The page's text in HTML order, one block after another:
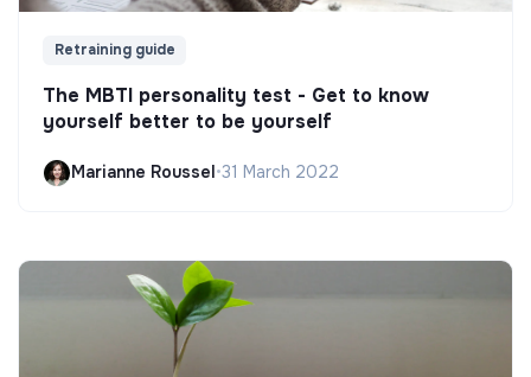
Retraining guide
The MBTI personality test - Get to know
yourself better to be yourself
Marianne Roussel•31 March 2022